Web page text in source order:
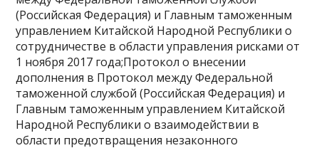
(Российская Федерация) и Главным таможенным
управлением Китайской Народной Республики о
сотрудничестве в области управления рисками от
1 ноября 2017 года;Протокол о внесении
дополнения в Протокол между Федеральной
таможенной службой (Российская Федерация) и
Главным таможенным управлением Китайской
Народной Республики о взаимодействии в
области предотвращения незаконного